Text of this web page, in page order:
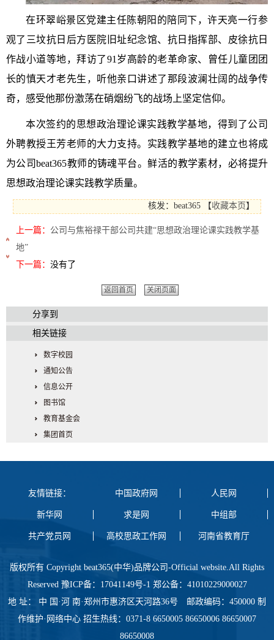
在环翠峪景区党建主任陈朝阳的陪同下，许天亮一行参
观了三坟抗日后方医院旧址纪念馆、抗日指挥部、皮徐抗日
作战小道等地，拜访了91岁高龄的老革命家、曾任儿童团团
长的慎天才老先生，听他亲口讲述了那段波澜壮阔的战争传
奇，感受他那份激荡在硝烟纷飞的战场上坚定信仰。
本次签约的思想政治理论课实践教学基地，得到了公司
外聘教授王芳老师的大力支持。实践教学基地的建立也将成
为公司beat365教师的铸魂平台。鲜活的教学素材，必将提升
思想政治理论课实践教学质量。
核发：beat365 【收藏本页】
上一篇： 公司与焦裕禄干部公司共建“思想政治理论课实践教学基
地”
下一篇： 没有了
返回首页 关闭页面
分享到
相关链接
数字校园
通知公告
信息公开
图书馆
教育基金会
集团首页
友情链接： 中国政府网 人民网
新华网 求是网 中组部
共产党员网 高校思政工作网 河南省教育厅
版权所有 Copyright beat365(中华)品牌公司-Official website.All Rights
Reserved 豫ICP备：17041149号-1 郑公备：41010229000027
地 址： 中 国·河 南·郑州市惠济区天河路36号 邮政编码：450000 制
作维护·网络中心 招生热线：0371-8 6650005 86650006 86650007
86650008